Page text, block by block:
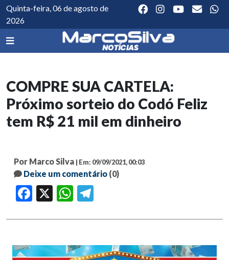
Quinta-feira, 06 de agosto de
2026
COMPRE SUA CARTELA:
Próximo sorteio do Codó Feliz
tem R$ 21 mil em dinheiro
Por Marco Silva | Em: 09/09/2021, 00:03
Deixe um comentário (0)
Facebook WhatsApp